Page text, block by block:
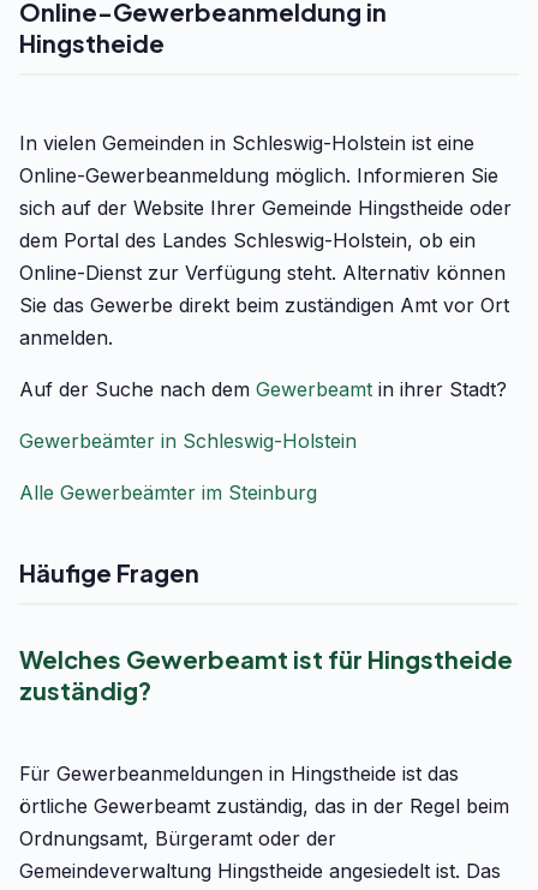
Online-Gewerbeanmeldung in
Hingstheide
In vielen Gemeinden in Schleswig-Holstein ist eine
Online-Gewerbeanmeldung möglich. Informieren Sie
sich auf der Website Ihrer Gemeinde Hingstheide oder
dem Portal des Landes Schleswig-Holstein, ob ein
Online-Dienst zur Verfügung steht. Alternativ können
Sie das Gewerbe direkt beim zuständigen Amt vor Ort
anmelden.
Auf der Suche nach dem Gewerbeamt in ihrer Stadt?
Gewerbeämter in Schleswig-Holstein
Alle Gewerbeämter im Steinburg
Häufige Fragen
Welches Gewerbeamt ist für Hingstheide
zuständig?
Für Gewerbeanmeldungen in Hingstheide ist das
örtliche Gewerbeamt zuständig, das in der Regel beim
Ordnungsamt, Bürgeramt oder der
Gemeindeverwaltung Hingstheide angesiedelt ist. Das